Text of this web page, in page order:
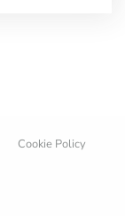
Cookie Policy